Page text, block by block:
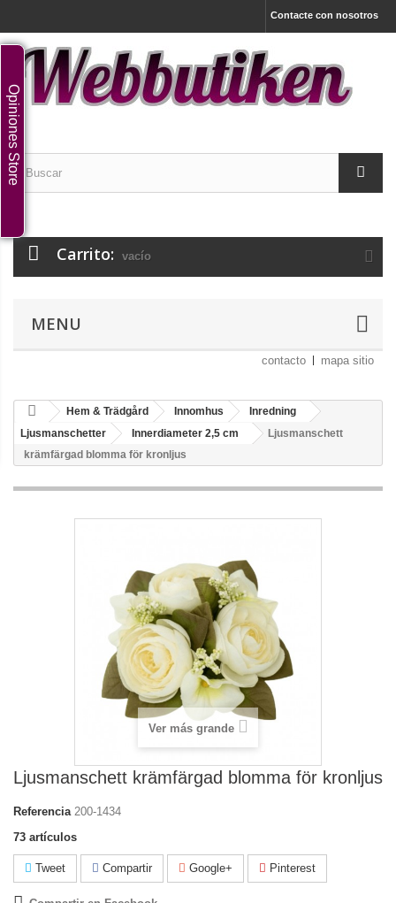
Contacte con nosotros
Carrito: vacío
MENU
contacto mapa sitio
Hem & Trädgård Innomhus
Inredning
Ljusmanschetter
Innerdiameter 2,5 cm
Ljusmanschett
krämfärgad blomma för kronljus
Ver más grande
Ljusmanschett krämfärgad blomma för kronljus
Referencia 200-1434
73 artículos
Tweet Compartir Google+ Pinterest
Opiniones Store